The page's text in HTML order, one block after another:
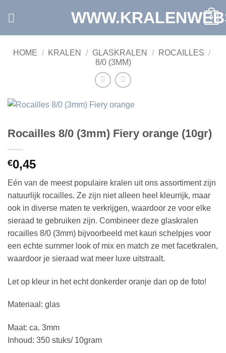
0
HOME / KRALEN / GLASKRALEN / ROCAILLES /
8/0 (3MM)
Rocailles 8/0 (3mm) Fiery orange (10gr)
€0,45
Eén van de meest populaire kralen uit ons assortiment zijn
natuurlijk rocailles. Ze zijn niet alleen heel kleurrijk, maar
ook in diverse maten te verkrijgen, waardoor ze voor elke
sieraad te gebruiken zijn. Combineer deze glaskralen
rocailles 8/0 (3mm) bijvoorbeeld met kauri schelpjes voor
een echte summer look of mix en match ze met facetkralen,
waardoor je sieraad wat meer luxe uitstraalt.
Let op kleur in het echt donkerder oranje dan op de foto!
Materiaal: glas
Maat: ca. 3mm
Inhoud: 350 stuks/ 10gram